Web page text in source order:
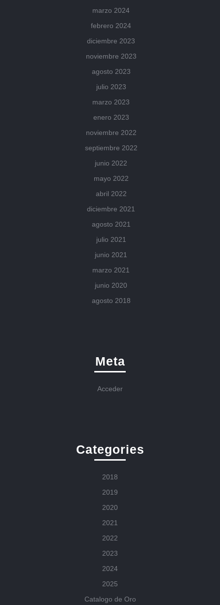
marzo 2024
febrero 2024
diciembre 2023
noviembre 2023
agosto 2023
julio 2023
marzo 2023
enero 2023
noviembre 2022
septiembre 2022
junio 2022
mayo 2022
abril 2022
diciembre 2021
agosto 2021
julio 2021
junio 2021
marzo 2021
junio 2020
agosto 2018
Meta
Acceder
Categories
2018
2019
2020
2021
2022
2023
2024
2025
Catalogo de Oro